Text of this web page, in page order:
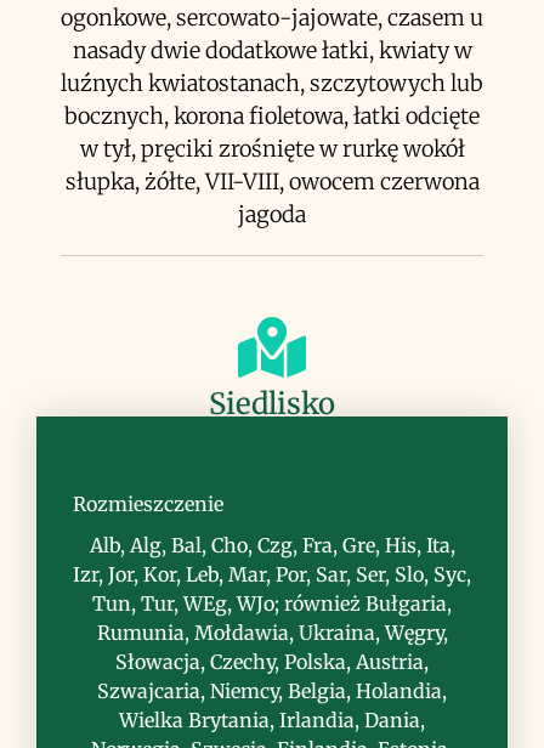
ogonkowe, sercowato-jajowate, czasem u
nasady dwie dodatkowe łatki, kwiaty w
luźnych kwiatostanach, szczytowych lub
bocznych, korona fioletowa, łatki odcięte
w tył, pręciki zrośnięte w rurkę wokół
słupka, żółte, VII-VIII, owocem czerwona
jagoda
Siedlisko
Uwagi
Rozmieszczenie
Alb, Alg, Bal, Cho, Czg, Fra, Gre, His, Ita,
Izr, Jor, Kor, Leb, Mar, Por, Sar, Ser, Slo, Syc,
Tun, Tur, WEg, WJo; również Bułgaria,
Rumunia, Mołdawia, Ukraina, Węgry,
Słowacja, Czechy, Polska, Austria,
Szwajcaria, Niemcy, Belgia, Holandia,
Wielka Brytania, Irlandia, Dania,